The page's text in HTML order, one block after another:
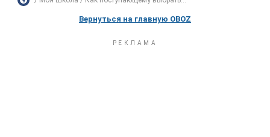
Вернуться на главную OBOZ